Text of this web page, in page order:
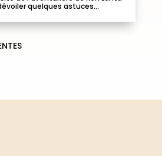
quelques astuces...